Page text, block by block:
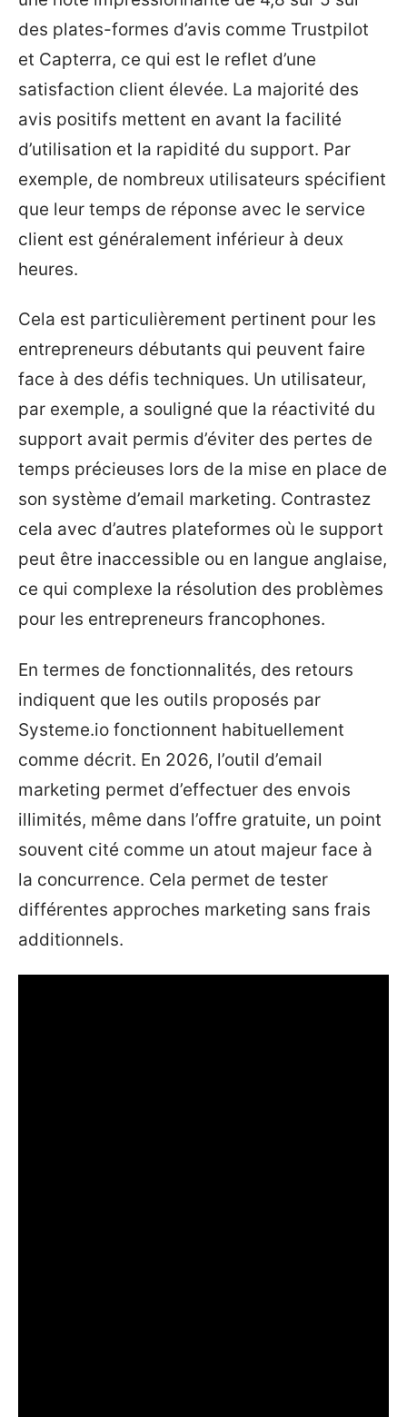
des plates-formes d’avis comme Trustpilot
et Capterra, ce qui est le reflet d’une
satisfaction client élevée. La majorité des
avis positifs mettent en avant la facilité
d’utilisation et la rapidité du support. Par
exemple, de nombreux utilisateurs spécifient
que leur temps de réponse avec le service
client est généralement inférieur à deux
heures.
Cela est particulièrement pertinent pour les
entrepreneurs débutants qui peuvent faire
face à des défis techniques. Un utilisateur,
par exemple, a souligné que la réactivité du
support avait permis d’éviter des pertes de
temps précieuses lors de la mise en place de
son système d’email marketing. Contrastez
cela avec d’autres plateformes où le support
peut être inaccessible ou en langue anglaise,
ce qui complexe la résolution des problèmes
pour les entrepreneurs francophones.
En termes de fonctionnalités, des retours
indiquent que les outils proposés par
Systeme.io fonctionnent habituellement
comme décrit. En 2026, l’outil d’email
marketing permet d’effectuer des envois
illimités, même dans l’offre gratuite, un point
souvent cité comme un atout majeur face à
la concurrence. Cela permet de tester
différentes approches marketing sans frais
additionnels.